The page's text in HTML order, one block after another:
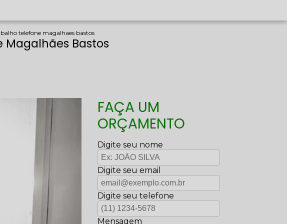
telefone magalhaes bastos
Bastos
FAÇA UM
ORÇAMENTO
Digite seu nome
Digite seu email
Digite seu telefone
Mensagem